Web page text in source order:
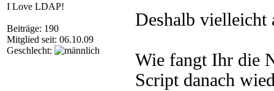
'#######################
Set updateSession =
Set updateSearcher =
Set updateDownloader =
Set updateInstaller =
I Love LDAP!
Beiträge: 190
Mitglied seit: 06.10.09
Geschlecht:
Deshalb vielleicht
Wie fangt Ihr die
Script danach